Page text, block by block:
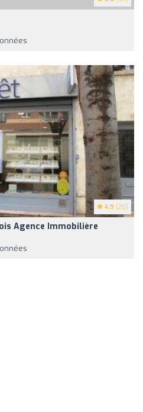
4.9 (20)
Agence Immobilière